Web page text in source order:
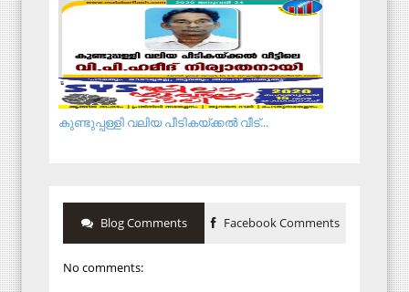
കുണ്ടുപ്പള്ളി വലിയ പീടികയ്ക്കൽ വീട്...
Blog Comments Facebook Comments
No comments: